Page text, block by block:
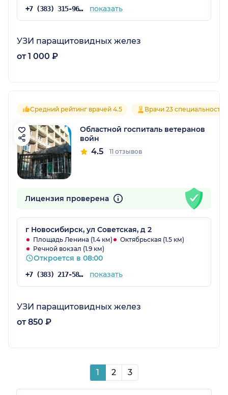
+7 (383) 315-96-96 показать
УЗИ паращитовидных желез
от 1 000 ₽
Средний рейтинг врачей 4.5 Врачи 23 специальностей
Областной госпиталь ветеранов
войн
4.5 11 отзывов
Лицензия проверена
г Новосибирск, ул Советская, д 2
Площадь Ленина (1.4 км)
Октябрьская (1.5 км)
Речной вокзал (1.9 км)
Откроется в 08:00
+7 (383) 217-58-09 показать
УЗИ паращитовидных желез
от 850 ₽
1 2 3